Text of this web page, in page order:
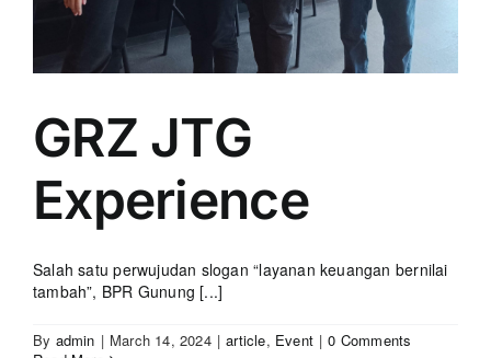
GRZ JTG
Experience
Salah satu perwujudan slogan “layanan keuangan bernilai
tambah”, BPR Gunung [...]
By admin | March 14, 2024 | article, Event | 0 Comments